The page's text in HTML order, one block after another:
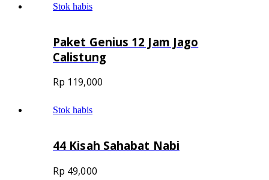
Stok habis
Paket Genius 12 Jam Jago
Calistung
Rp 119,000
Stok habis
44 Kisah Sahabat Nabi
Rp 49,000